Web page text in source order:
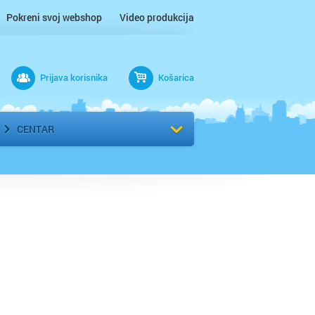
Pokreni svoj webshop Video produkcija
Prijava korisnika Košarica
CENTAR